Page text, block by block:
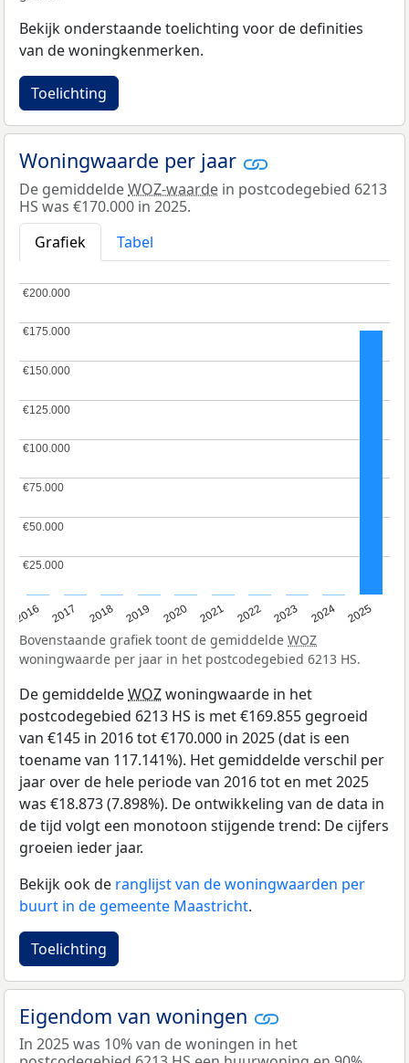
Bekijk onderstaande toelichting voor de definities
van de woningkenmerken.
Toelichting
Woningwaarde per jaar
De gemiddeldeWOZ-waarde in postcodegebied 6213
HS was €170.000 in 2025.
Grafiek
Tabel
2016 2017 2018 2019 2020 2021 2022 2023 2024 2025
€25.000
€25.000
€50.000
€50.000
€75.000
€75.000
€100.000
€100.000
€125.000
€125.000
€150.000
€150.000
€175.000
€175.000
€200.000
€200.000
Bovenstaande grafiek toont de gemiddelde WOZ
woningwaarde per jaar in het postcodegebied 6213 HS.
De gemiddeldeWOZwoningwaarde in het
postcodegebied 6213 HS is met €169.855 gegroeid
van €145 in 2016 tot €170.000 in 2025 (dat is een
toename van 117.141%). Het gemiddelde verschil per
jaar over de hele periode van 2016 tot en met 2025
was €18.873 (7.898%). De ontwikkeling van de data in
de tijd volgt een monotoon stijgende trend: De cijfers
groeien ieder jaar.
Bekijk ook de ranglijst van de woningwaarden per
buurt in de gemeente Maastricht.
Toelichting
Eigendom van woningen
In 2025 was 10% van de woningen in het